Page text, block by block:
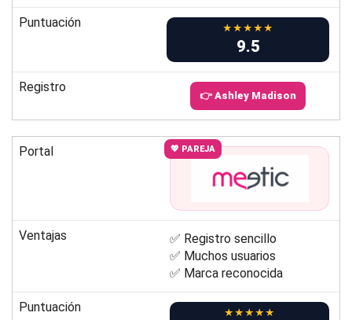
Puntuación ★★★★★
9.5
Registro
👉 Ashley Madison
Portal 💖 PAREJA
Ventajas
✅ Registro sencillo
✅ Muchos usuarios
✅ Marca reconocida
Puntuación ★★★★★